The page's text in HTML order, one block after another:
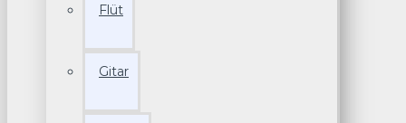
Flüt
Gitar